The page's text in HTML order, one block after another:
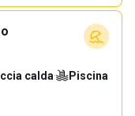
calda·
Piscina